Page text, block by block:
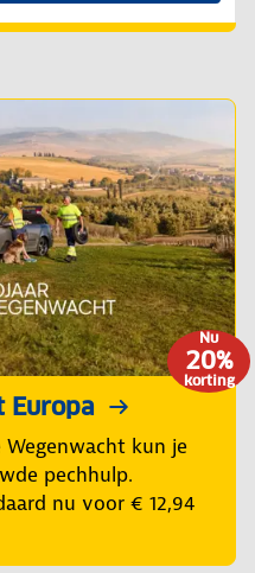
Nu
20%
korting
Europa
kun je
pechhulp.
nu voor € 12,94